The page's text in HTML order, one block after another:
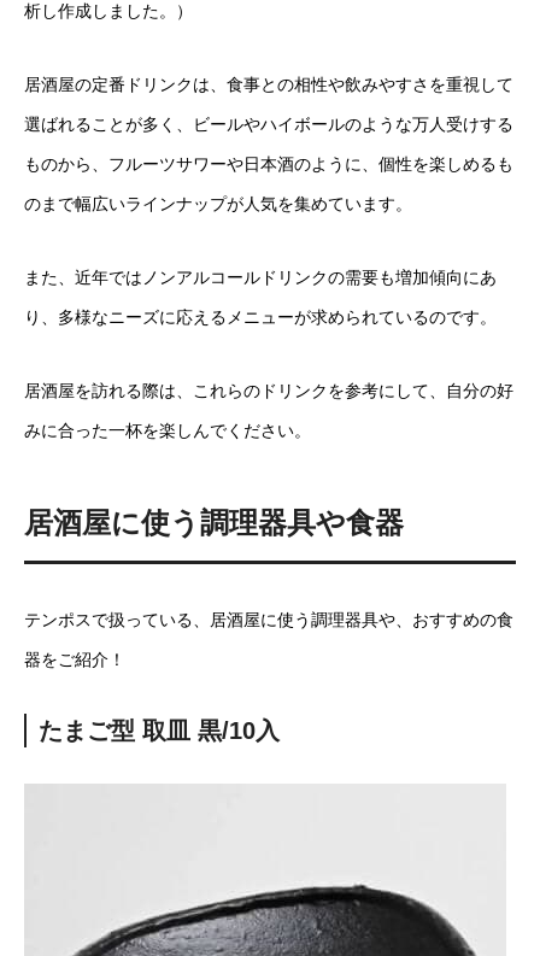
析し作成しました。）
居酒屋の定番ドリンクは、食事との相性や飲みやすさを重視して
選ばれることが多く、ビールやハイボールのような万人受けする
ものから、フルーツサワーや日本酒のように、個性を楽しめるも
のまで幅広いラインナップが人気を集めています。
また、近年ではノンアルコールドリンクの需要も増加傾向にあ
り、多様なニーズに応えるメニューが求められているのです。
居酒屋を訪れる際は、これらのドリンクを参考にして、自分の好
みに合った一杯を楽しんでください。
居酒屋に使う調理器具や食器
テンポスで扱っている、居酒屋に使う調理器具や、おすすめの食
器をご紹介！
たまご型 取皿 黒/10入